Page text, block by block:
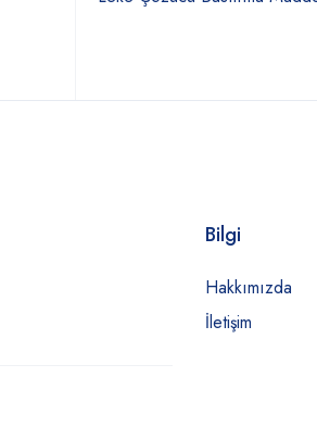
Bilgi
Hakkımızda
İletişim